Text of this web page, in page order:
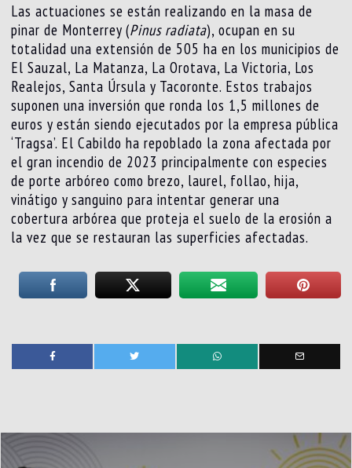
Las actuaciones se están realizando en la masa de
pinar de Monterrey (Pinus radiata), ocupan en su
totalidad una extensión de 505 ha en los municipios de
El Sauzal, La Matanza, La Orotava, La Victoria, Los
Realejos, Santa Úrsula y Tacoronte. Estos trabajos
suponen una inversión que ronda los 1,5 millones de
euros y están siendo ejecutados por la empresa pública
‘Tragsa’. El Cabildo ha repoblado la zona afectada por
el gran incendio de 2023 principalmente con especies
de porte arbóreo como brezo, laurel, follao, hija,
vinátigo y sanguino para intentar generar una
cobertura arbórea que proteja el suelo de la erosión a
la vez que se restauran las superficies afectadas.